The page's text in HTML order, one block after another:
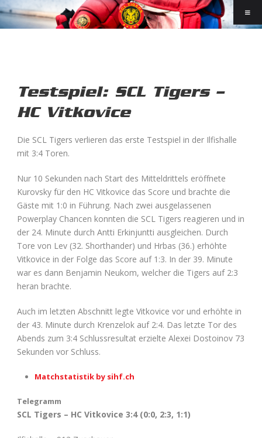
Testspiel: SCL Tigers –
HC Vitkovice
Die SCL Tigers verlieren das erste Testspiel in der Ilfishalle
mit 3:4 Toren.
Nur 10 Sekunden nach Start des Mitteldrittels eröffnete
Kurovsky für den HC Vitkovice das Score und brachte die
Gäste mit 1:0 in Führung. Nach zwei ausgelassenen
Powerplay Chancen konnten die SCL Tigers reagieren und in
der 24. Minute durch Antti Erkinjuntti ausgleichen. Durch
Tore von Lev (32. Shorthander) und Hrbas (36.) erhöhte
Vitkovice in der Folge das Score auf 1:3. In der 39. Minute
war es dann Benjamin Neukom, welcher die Tigers auf 2:3
heran brachte.
Auch im letzten Abschnitt legte Vitkovice vor und erhöhte in
der 43. Minute durch Krenzelok auf 2:4. Das letzte Tor des
Abends zum 3:4 Schlussresultat erzielte Alexei Dostoinov 73
Sekunden vor Schluss.
Matchstatistik by sihf.ch
Telegramm
SCL Tigers – HC Vitkovice 3:4 (0:0, 2:3, 1:1)